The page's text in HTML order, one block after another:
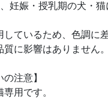
妊娠・授乳期の犬・猫
しているため、色調に
に影響はありません。
の注意】
専用です。